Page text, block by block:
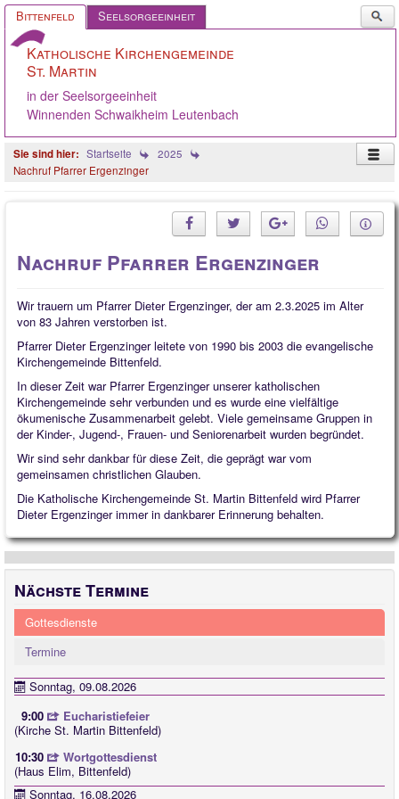
Bittenfeld Seelsorgeeinheit
...
Katholische Kirchengemeinde
St. Martin
in der Seelsorgeeinheit
Winnenden Schwaikheim Leutenbach
Startseite
2025
Nachruf Pfarrer Ergenzinger
Gemeinde
Gremien
Angebote
Ökumene
Gelebter Glaube
Quintessenz
Spirituelles
2025
2026
Nachruf Pfarrer Ergenzinger
Wir trauern um Pfarrer Dieter Ergenzinger, der am 2.3.2025 im Alter
von 83 Jahren verstorben ist.
Pfarrer Dieter Ergenzinger leitete von 1990 bis 2003 die evangelische
Kirchengemeinde Bittenfeld.
In dieser Zeit war Pfarrer Ergenzinger unserer katholischen
Kirchengemeinde sehr verbunden und es wurde eine vielfältige
ökumenische Zusammenarbeit gelebt. Viele gemeinsame Gruppen in
der Kinder-, Jugend-, Frauen- und Seniorenarbeit wurden begründet.
Wir sind sehr dankbar für diese Zeit, die geprägt war vom
gemeinsamen christlichen Glauben.
Die Katholische Kirchengemeinde St. Martin Bittenfeld wird Pfarrer
Dieter Ergenzinger immer in dankbarer Erinnerung behalten.
Nächste Termine
Gottesdienste
Termine
Sonntag, 09.08.2026
9:00
Eucharistiefeier
(Kirche St. Martin Bittenfeld)
10:30
Wortgottesdienst
(Haus Elim, Bittenfeld)
Sonntag, 16.08.2026